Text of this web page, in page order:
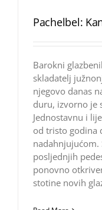
Pachelbel:
Barokni
skladatelj
njegovo danas
duru, izvorno je
Jednostavnu i
od tristo godina
nadahnjujućom.
posljednjih
ponovno
stotine novih